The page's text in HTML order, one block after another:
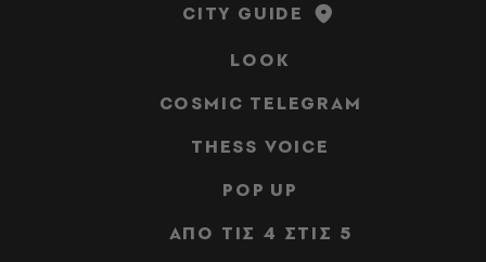
CITY GUIDE
LOOK
COSMIC TELEGRAM
THESS VOICE
POP UP
ΑΠΟ ΤΙΣ 4 ΣΤΙΣ 5